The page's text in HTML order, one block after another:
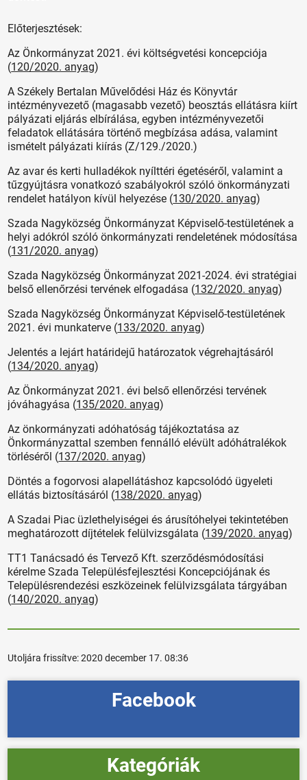
Előterjesztések:
Az Önkormányzat 2021. évi költségvetési koncepciója
(120/2020. anyag)
A Székely Bertalan Művelődési Ház és Könyvtár
intézményvezető (magasabb vezető) beosztás ellátásra kiírt
pályázati eljárás elbírálása, egyben intézményvezetői
feladatok ellátására történő megbízása adása, valamint
ismételt pályázati kiírás (Z/129./2020.)
Az avar és kerti hulladékok nyílttéri égetéséről, valamint a
tűzgyújtásra vonatkozó szabályokról szóló önkormányzati
rendelet hatályon kívül helyezése (130/2020. anyag)
Szada Nagyközség Önkormányzat Képviselő-testületének a
helyi adókról szóló önkormányzati rendeletének módosítása
(131/2020. anyag)
Szada Nagyközség Önkormányzat 2021-2024. évi stratégiai
belső ellenőrzési tervének elfogadása (132/2020. anyag)
Szada Nagyközség Önkormányzat Képviselő-testületének
2021. évi munkaterve (133/2020. anyag)
Jelentés a lejárt határidejű határozatok végrehajtásáról
(134/2020. anyag)
Az Önkormányzat 2021. évi belső ellenőrzési tervének
jóváhagyása (135/2020. anyag)
Az önkormányzati adóhatóság tájékoztatása az
Önkormányzattal szemben fennálló elévült adóhátralékok
törléséről (137/2020. anyag)
Döntés a fogorvosi alapellátáshoz kapcsolódó ügyeleti
ellátás biztosításáról (138/2020. anyag)
A Szadai Piac üzlethelyiségei és árusítóhelyei tekintetében
meghatározott díjtételek felülvizsgálata (139/2020. anyag)
TT1 Tanácsadó és Tervező Kft. szerződésmódosítási
kérelme Szada Településfejlesztési Koncepciójának és
Településrendezési eszközeinek felülvizsgálata tárgyában
(140/2020. anyag)
Utoljára frissítve:2020 december 17. 08:36
Facebook
Kategóriák